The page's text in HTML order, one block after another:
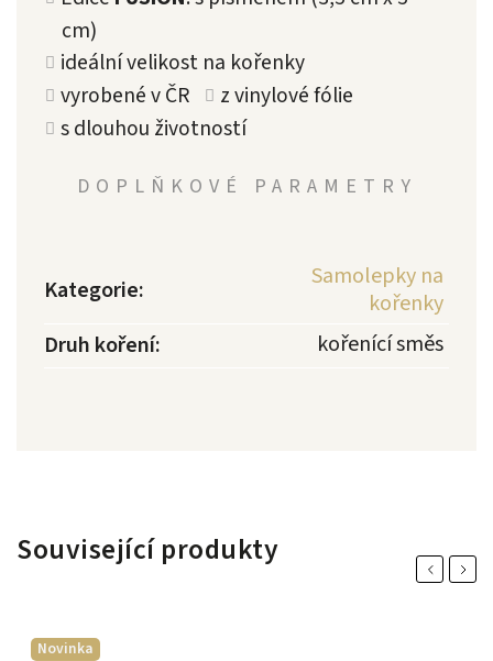
cm)
ideální velikost na kořenky
vyrobené v ČR
z vinylové fólie
s dlouhou životností
DOPLŇKOVÉ PARAMETRY
Kategorie:
Samolepky na
kořenky
Druh koření: kořenící směs
Související produkty Previous
Novinka
Next